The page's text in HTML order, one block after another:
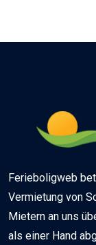
Ferieboligweb
Vermietung von
Mietern an uns
als einer Hand